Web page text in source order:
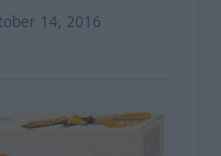
14, 2016